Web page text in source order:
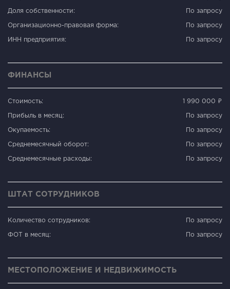
Доля собственности: По запросу
Организационно-правовая форма: По запросу
ИНН предприятия: По запросу
ФИНАНСЫ
Стоимость: 1 990 000 ₽
Прибыль в месяц: По запросу
Окупаемость: По запросу
Среднемесячный оборот: По запросу
Среднемесячные расходы: По запросу
ШТАТ СОТРУДНИКОВ
Количество сотрудников: По запросу
ФОТ в месяц: По запросу
МЕСТОПОЛОЖЕНИЕ И НЕДВИЖИМОСТЬ